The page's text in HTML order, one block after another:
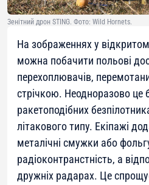
Зенітний дрон STING. Фото: Wild Hornets.
На зображеннях у
можна побачити польові
перехоплювачів,
стрічкою. Неодноразово це
ракетоподібних
літакового типу. Екіпажі
металічні смужки або
радіоконтранстність, а
дружніх радарах. Це